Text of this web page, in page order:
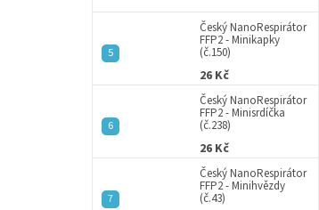
Český NanoRespirátor
FFP2 - Minikapky
(č.150)
26 Kč
Český NanoRespirátor
FFP2 - Minisrdíčka
(č.238)
26 Kč
Český NanoRespirátor
FFP2 - Minihvězdy
(č.43)